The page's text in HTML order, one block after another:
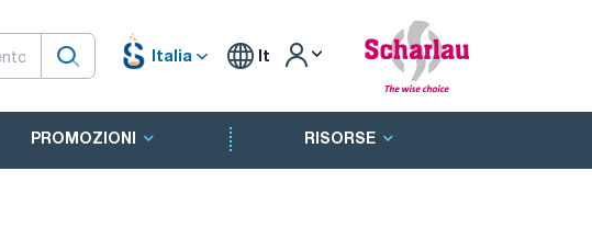
Italia It
PROMOZIONI RISORSE